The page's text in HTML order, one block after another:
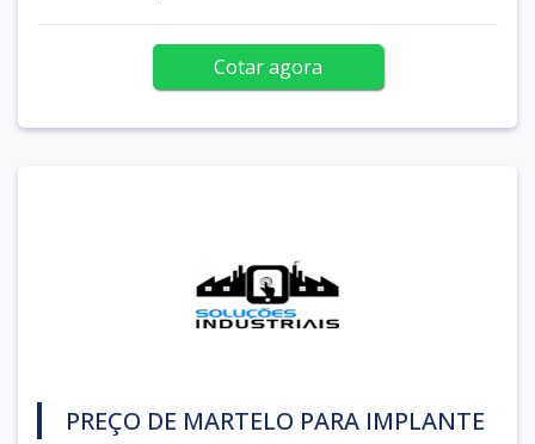
Cotar agora
PREÇO DE MARTELO PARA IMPLANTE